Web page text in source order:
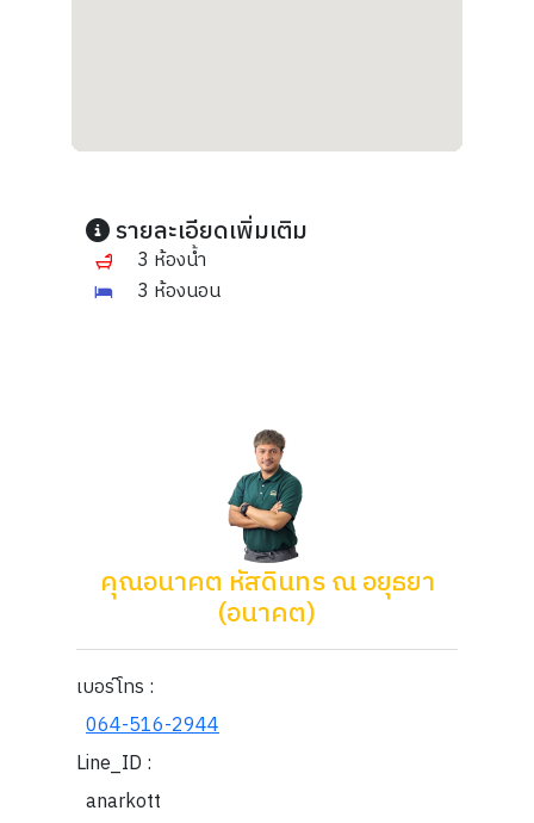
รายละเอียดเพิ่มเติม
3 ห้องน้ำ
3 ห้องนอน
คุณอนาคต หัสดินทร ณ อยุธยา
(อนาคต)
เบอร์โทร :
064-516-2944
Line_ID :
anarkott